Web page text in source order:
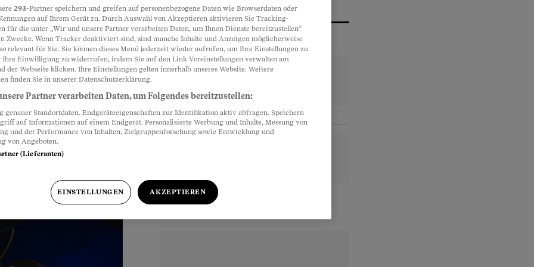
mit
und glauben viele.
Besuch bei
Partnerinhalte
293-Partner speichern und greifen auf personenbezogene Daten wie Browserdaten oder
auf Ihrem Gerät zu. Durch Auswahl von Akzeptieren aktivieren Sie Tracking-
für die unter „Wir und unsere Partner verarbeiten Daten, um Ihnen Dienste bereitzustellen“
Zwecke. Wenn Tracker deaktiviert sind, sind manche Inhalte und Anzeigen möglicherweise
relevant für Sie. Sie können dieses Menü jederzeit wieder aufrufen, um Ihre Einstellungen zu
Ihre Einwilligung zu widerrufen, indem Sie auf den Link Voreinstellungen verwalten am
der Webseite klicken. Ihre Einstellungen gelten innerhalb unseres Website. Weitere
finden Sie in unserer Datenschutzerklärung.
Partner verarbeiten Daten, um Folgendes bereitzustellen:
genauer Standortdaten. Endgeräteeigenschaften zur Identifikation aktiv abfragen. Speichern
auf Informationen auf einem Endgerät. Personalisierte Werbung und Inhalte, Messung von
und der Performance von Inhalten, Zielgruppenforschung sowie Entwicklung und
von Angeboten.
(Lieferanten)
EINSTELLUNGEN AKZEPTIEREN